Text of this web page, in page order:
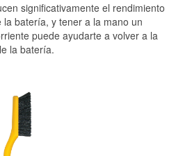
significativamente el rendimiento
batería, y tener a la mano un
puede ayudarte a volver a la
la batería.